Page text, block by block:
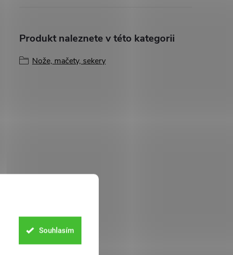
Souhlasím
Produkt naleznete v této kategorii
Nože, mačety, sekery